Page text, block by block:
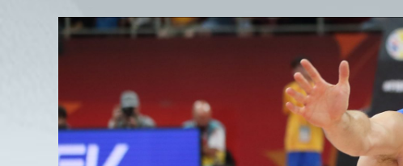
View